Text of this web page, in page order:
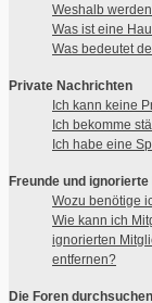
Weshalb
Was ist eine
Was bedeutet
Private Nachrichten
Ich kann keine
Ich bekomme
Ich habe eine
Freunde und
Wozu benötige
Wie kann ich
ignorierten
entfernen?
Die Foren durchsuchen